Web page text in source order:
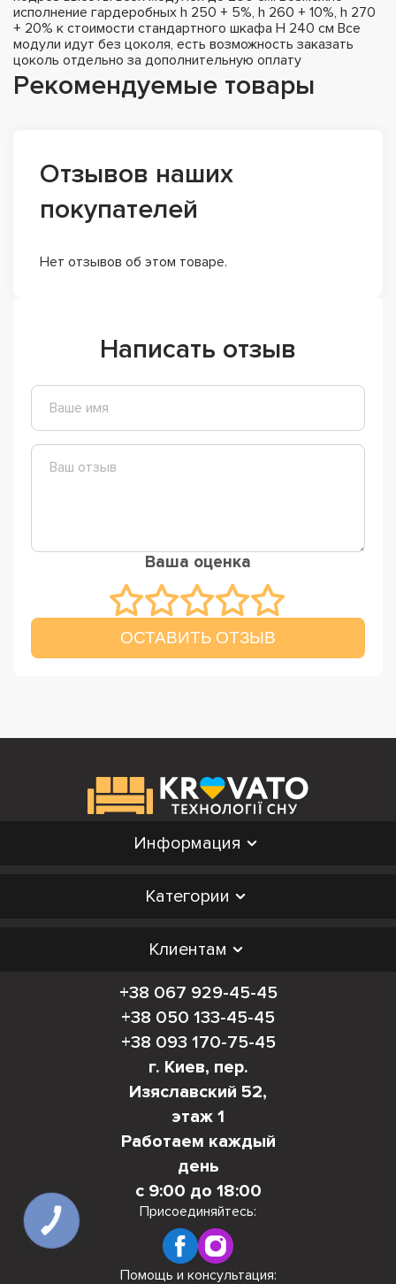
исполнение гардеробных h 250 + 5%, h 260 + 10%, h 270
+ 20% к стоимости стандартного шкафа H 240 см Все
модули идут без цоколя, есть возможность заказать
цоколь отдельно за дополнительную оплату
Рекомендуемые товары
Отзывов наших
покупателей
Нет отзывов об этом товаре.
Написать отзыв
Ваша оценка
ОСТАВИТЬ ОТЗЫВ
Информация
Категории
Клиентам
+38 067 929-45-45
+38 050 133-45-45
+38 093 170-75-45
г. Киев, пер.
Изяславский 52,
этаж 1
Работаем каждый
день
с 9:00 до 18:00
Присоединяйтесь:
Помощь и консультация:
КНОПКА
СВЯЗИ